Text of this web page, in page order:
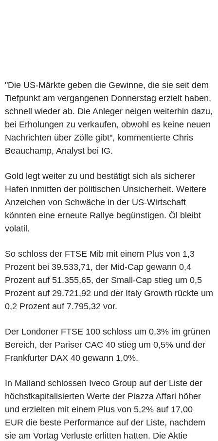
"Die US-Märkte geben die Gewinne, die sie seit dem
Tiefpunkt am vergangenen Donnerstag erzielt haben,
schnell wieder ab. Die Anleger neigen weiterhin dazu,
bei Erholungen zu verkaufen, obwohl es keine neuen
Nachrichten über Zölle gibt", kommentierte Chris
Beauchamp, Analyst bei IG.
Gold legt weiter zu und bestätigt sich als sicherer
Hafen inmitten der politischen Unsicherheit. Weitere
Anzeichen von Schwäche in der US-Wirtschaft
könnten eine erneute Rallye begünstigen. Öl bleibt
volatil.
So schloss der FTSE Mib mit einem Plus von 1,3
Prozent bei 39.533,71, der Mid-Cap gewann 0,4
Prozent auf 51.355,65, der Small-Cap stieg um 0,5
Prozent auf 29.721,92 und der Italy Growth rückte um
0,2 Prozent auf 7.795,32 vor.
Der Londoner FTSE 100 schloss um 0,3% im grünen
Bereich, der Pariser CAC 40 stieg um 0,5% und der
Frankfurter DAX 40 gewann 1,0%.
In Mailand schlossen Iveco Group auf der Liste der
höchstkapitalisierten Werte der Piazza Affari höher
und erzielten mit einem Plus von 5,2% auf 17,00
EUR die beste Performance auf der Liste, nachdem
sie am Vortag Verluste erlitten hatten. Die Aktie